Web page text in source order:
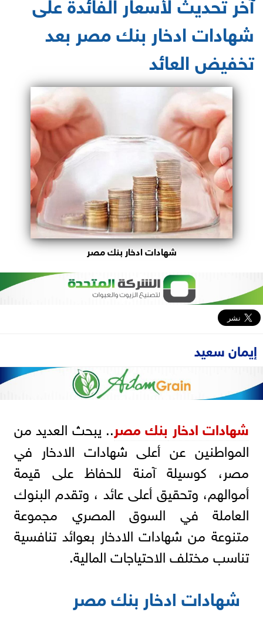
شهادات ادخار بنك مصر بعد
تخفيض العائد
شهادات ادخار بنك مصر
إيمان سعيد
شهادات ادخار بنك مصر.. يبحث العديد من
المواطنين عن أعلى شهادات الادخار في
مصر، كوسيلة آمنة للحفاظ على قيمة
أموالهم، وتحقيق أعلى عائد ، وتقدم البنوك
العاملة في السوق المصري مجموعة
متنوعة من شهادات الادخار بعوائد تنافسية
تناسب مختلف الاحتياجات المالية.
شهادات ادخار بنك مصر